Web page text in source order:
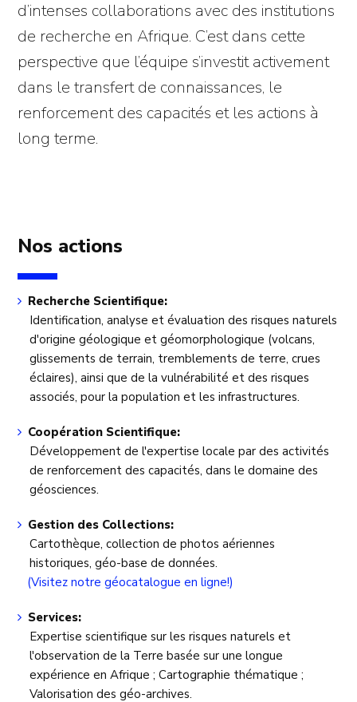
d’intenses collaborations avec des institutions
de recherche en Afrique. C’est dans cette
perspective que l’équipe s’investit activement
dans le transfert de connaissances, le
renforcement des capacités et les actions à
long terme.
Nos actions
Recherche Scientifique:
Identification, analyse et évaluation des risques naturels
d'origine géologique et géomorphologique (volcans,
glissements de terrain, tremblements de terre, crues
éclaires), ainsi que de la vulnérabilité et des risques
associés, pour la population et les infrastructures.
Coopération Scientifique:
Développement de l'expertise locale par des activités
de renforcement des capacités, dans le domaine des
géosciences.
Gestion des Collections:
Cartothèque, collection de photos aériennes
historiques, géo-base de données.
(Visitez notre géocatalogue en ligne!)
Services:
Expertise scientifique sur les risques naturels et
l'observation de la Terre basée sur une longue
expérience en Afrique ; Cartographie thématique ;
Valorisation des géo-archives.